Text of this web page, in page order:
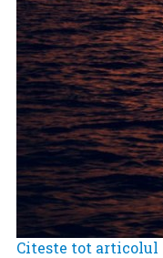
Citeste tot articolul